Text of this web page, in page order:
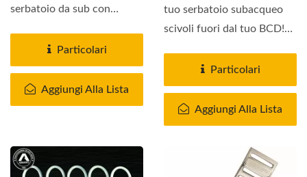
serbatoio da sub con
Particolari
Aggiungi Alla Lista
tuo serbatoio subacqueo
scivoli fuori dal tuo BCD!
Particolari
Aggiungi Alla Lista